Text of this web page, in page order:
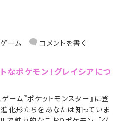
ゲーム コメントを書く
なポケモン！グレイシアにつ
ム『ポケットモンスター』に登
進化形たちをあなたは知っていま